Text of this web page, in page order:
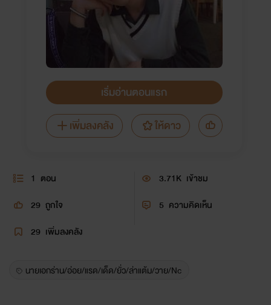
เริ่มอ่านตอนแรก
เพิ่มลงคลัง
ให้ดาว
1 ตอน 3.71K เข้าชม
29 ถูกใจ 5 ความคิดเห็น
29 เพิ่มลงคลัง
นายเอกร่าน/อ่อย/แรด/เด็ด/ยั่ว/ล่าแต้ม/วาย/Nc